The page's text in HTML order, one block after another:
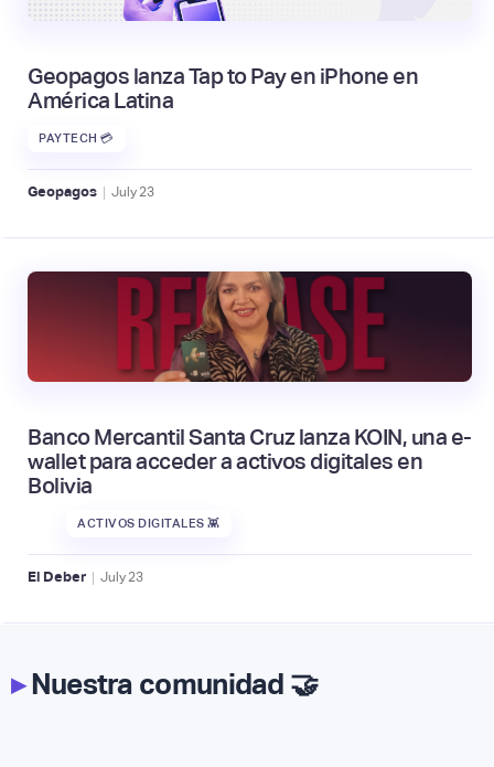
Geopagos lanza Tap to Pay en iPhone en
América Latina
PAYTECH 💳
Geopagos | July 23
Banco Mercantil Santa Cruz lanza KOIN, una e-
wallet para acceder a activos digitales en
Bolivia
ACTIVOS DIGITALES 👾
El Deber | July 23
▸Nuestra comunidad 🤝